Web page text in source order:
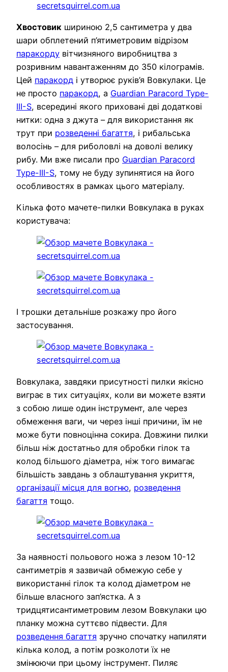
Хвостовик шириною 2,5 сантиметра у два
шари обплетений п’ятиметровим відрізом
паракорду вітчизняного виробництва з
розривним навантаженням до 350 кілограмів.
Цей паракорд і утворює руків’я Вовкулаки. Це
не просто паракорд, а Guardian Paracord Type-
III-S, всередині якого приховані дві додаткові
нитки: одна з джута – для використання як
трут при розведенні багаття, і рибальська
волосінь – для риболовлі на доволі велику
рибу. Ми вже писали про Guardian Paracord
Type-III-S, тому не буду зупинятися на його
особливостях в рамках цього матеріалу.
Кілька фото мачете-пилки Вовкулака в руках
користувача:
І трошки детальніше розкажу про його
застосування.
Вовкулака, завдяки присутності пилки якісно
виграє в тих ситуаціях, коли ви можете взяти
з собою лише один інструмент, але через
обмеження ваги, чи через інші причини, їм не
може бути повноцінна сокира. Довжини пилки
більш ніж достатньо для обробки гілок та
колод більшого діаметра, ніж того вимагає
більшість завдань з облаштування укриття,
організації місця для вогню, розведення
багаття тощо.
За наявності польового ножа з лезом 10-12
сантиметрів я зазвичай обмежую себе у
використанні гілок та колод діаметром не
більше власного зап’ястка. А з
тридцятисантиметровим лезом Вовкулаки цю
планку можна суттєво підвести. Для
розведення багаття зручно спочатку напиляти
кілька колод, а потім розколоти їх не
змінюючи при цьому інструмент. Пиляє